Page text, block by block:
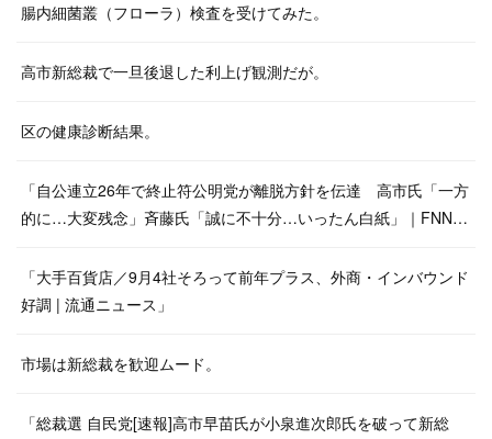
腸内細菌叢（フローラ）検査を受けてみた。
高市新総裁で一旦後退した利上げ観測だが。
区の健康診断結果。
「自公連立26年で終止符公明党が離脱方針を伝達 高市氏「一方
的に…大変残念」斉藤氏「誠に不十分…いったん白紙」｜FNN…
「大手百貨店／9月4社そろって前年プラス、外商・インバウンド
好調 | 流通ニュース」
市場は新総裁を歓迎ムード。
「総裁選 自民党[速報]高市早苗氏が小泉進次郎氏を破って新総